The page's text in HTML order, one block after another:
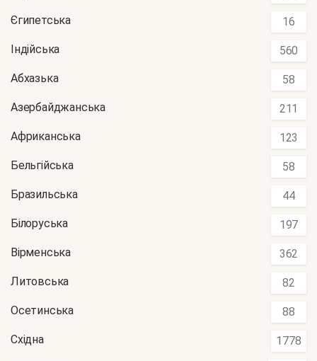
Єгипетська 16
Індійська 560
Абхазька 58
Азербайджанська 211
Африканська 123
Бельгійська 58
Бразильська 44
Білоруська 197
Вірменська 362
Литовська 82
Осетинська 88
Східна 1778